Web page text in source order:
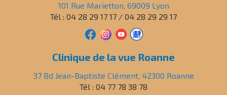
101 Rue Marietton, 69009 Lyon
Tél : 04 28 29 17 17 / 04 28 29 29 17
Clinique de la vue Roanne
37 Bd Jean-Baptiste Clément, 42300 Roanne
Tél : 04 77 78 38 78